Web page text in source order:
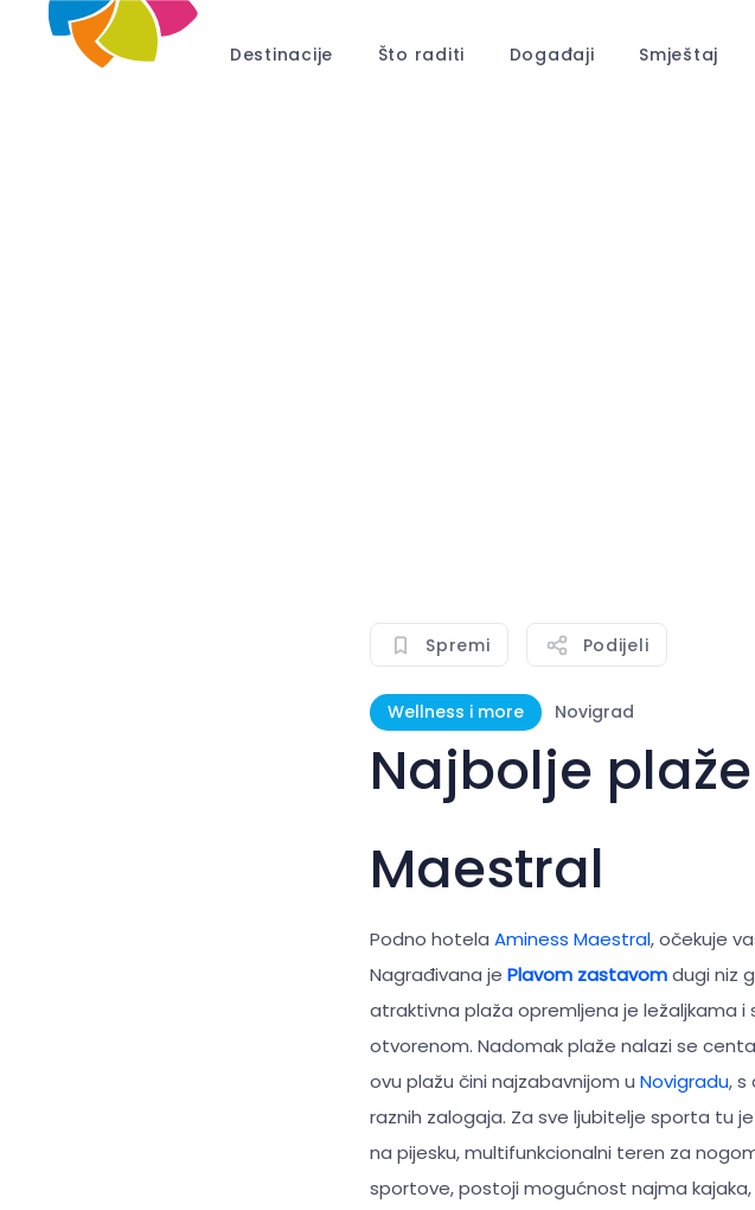
Destinacije Što raditi Događaji Smještaj
Spremi Podijeli
Wellness i more Novigrad
Najbolje
Maestral
Podno hotela Aminess Maestral, očekuje
Nagrađivana je Plavom zastavomdugi niz
atraktivna plaža opremljena je ležaljkama
otvorenom. Nadomak plaže nalazi se
ovu plažu čini najzabavnijom u Novigradu, s
raznih zalogaja. Za sve ljubitelje sporta tu
na pijesku, multifunkcionalni teren za
sportove, postoji mogućnost najma